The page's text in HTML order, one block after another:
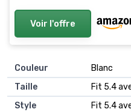
Voir l'offre
Couleur
‎Blanc
Taille
‎Fit 5.4
Style
‎Fit 5.4